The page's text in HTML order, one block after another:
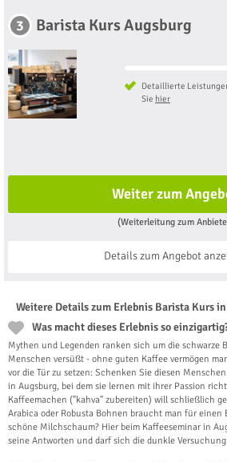
3 Barista Kurs Augsburg
Detaillierte
Sie hier
Weiter zum
(Weiterleitung zum
Details zum Angebot
Weitere Details zum Erlebnis Barista Kurs
Was macht dieses Erlebnis so
Mythen und Legenden ranken sich um die schwarze
Menschen versüßt - ohne guten Kaffee vermögen
vor die Tür zu setzen: Schenken Sie diesen
in Augsburg, bei dem sie lernen mit ihrer Passion
Kaffeemachen ("kahva" zubereiten) will schließlich
Arabica oder Robusta Bohnen braucht man für einen
schöne Milchschaum? Hier beim Kaffeeseminar in
seine Antworten und darf sich die dunkle